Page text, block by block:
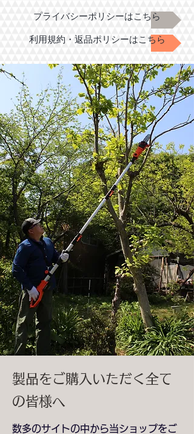
プライバシーポリシーはこちら
利用規約・返品ポリシーはこちら
​製品をご購入いただく全て
の皆様へ
数多のサイトの中から当ショップをご